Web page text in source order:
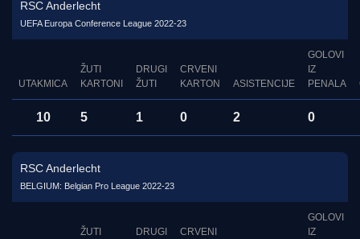
RSC Anderlecht
UEFA Europa Conference League 2022-23
UTAKMICA
ŽUTI
KARTONI
DRUGI
ŽUTI
CRVENI
KARTON
ASISTENCIJE
GOLOVI
IZ
PENALA
10 5 1 0 2 0
RSC Anderlecht
BELGIUM: Belgian Pro League 2022-23
ŽUTI
DRUGI
CRVENI
GOLOVI
IZ